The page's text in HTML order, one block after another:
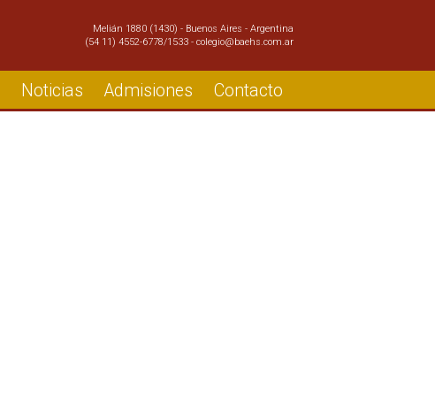
Melián 1880 (1430) - Buenos Aires - Argentina
(54 11) 4552-6778/1533 - colegio@baehs.com.ar
Noticias Admisiones Contacto